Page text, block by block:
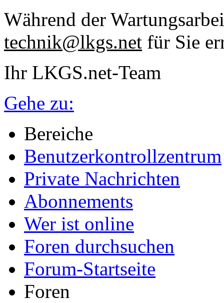
Während der
technik@lkgs.net für Sie
Ihr LKGS.net-Team
Gehe zu:
Bereiche
Benutzerkontrollzentrum
Private Nachrichten
Abonnements
Wer ist online
Foren durchsuchen
Forum-Startseite
Foren